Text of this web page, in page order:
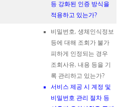
등 강화된 인증 방식을
적용하고 있는가?
비밀번호, 생체인식정보
등에 대해 조회가 불가
피하게 인정되는 경우
조회사유, 내용 등을 기
록 관리하고 있는가?
서비스 제공 시 계정 및
비밀번호 관리 절차 등